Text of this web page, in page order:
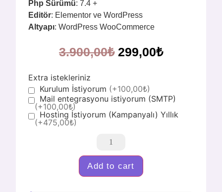
Php Sürümü: 7.4 +
Editör: Elementor ve WordPress
Altyapı: WordPress WooCommerce
3.900,00₺ 299,00₺
Extra istekleriniz
Kurulum İstiyorum (+100,00₺)
Mail entegrasyonu istiyorum (SMTP)
(+100,00₺)
Hosting İstiyorum (Kampanyalı) Yıllık
(+475,00₺)
Add to cart